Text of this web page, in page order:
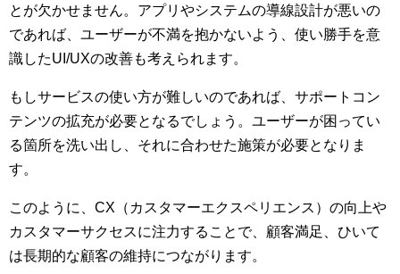
とが欠かせません。アプリやシステムの導線設計が悪いの
であれば、ユーザーが不満を抱かないよう、使い勝手を意
識したUI/UXの改善も考えられます。
もしサービスの使い方が難しいのであれば、サポートコン
テンツの拡充が必要となるでしょう。ユーザーが困ってい
る箇所を洗い出し、それに合わせた施策が必要となりま
す。
このように、CX（カスタマーエクスペリエンス）の向上や
カスタマーサクセスに注力することで、顧客満足、ひいて
は長期的な顧客の維持につながります。